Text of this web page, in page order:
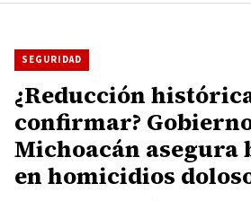
SEGURIDAD
¿Reducción
confirmar?
Michoacán asegura
en homicidios